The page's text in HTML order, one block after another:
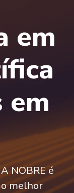
em
em
NOBRE é
melhor